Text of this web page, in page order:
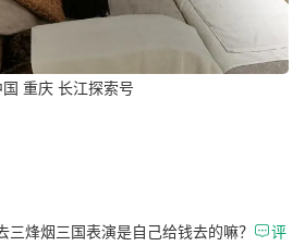
国 重庆 长江探索号
三烽烟三国表演是自己给钱去的嘛？ 评